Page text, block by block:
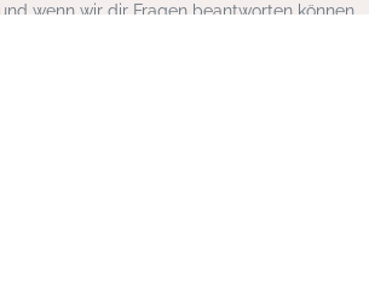
wenn wir dir Fragen beantworten können